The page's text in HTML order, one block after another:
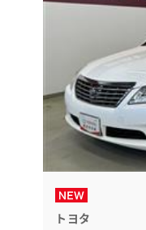
トヨタ